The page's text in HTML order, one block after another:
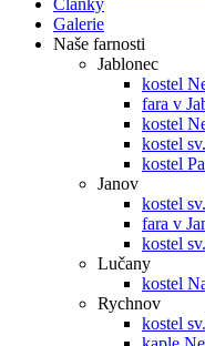
Články
Galerie
Naše farnosti
Jablonec
kostel
fara v
kostel
kostel
kostel
Janov
kostel
fara v
kostel
Lučany
kostel
Rychnov
kostel